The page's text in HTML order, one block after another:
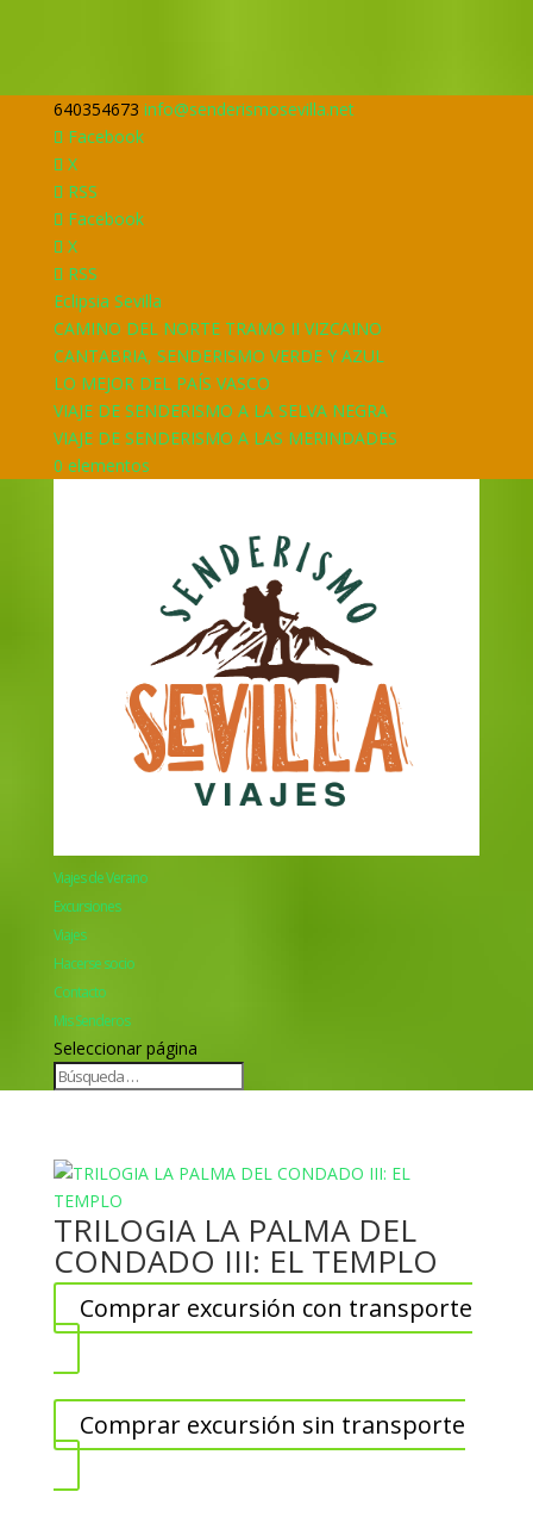
640354673 info@senderismosevilla.net
Facebook
X
RSS
Facebook
X
RSS
Eclipsia Sevilla
CAMINO DEL NORTE TRAMO II VIZCAINO
CANTABRIA, SENDERISMO VERDE Y AZUL
LO MEJOR DEL PAÍS VASCO
VIAJE DE SENDERISMO A LA SELVA NEGRA
VIAJE DE SENDERISMO A LAS MERINDADES
0 elementos
Viajes de Verano
Excursiones
Viajes
Hacerse socio
Contacto
Mis Senderos
Seleccionar página
TRILOGIA LA PALMA DEL
CONDADO III: EL TEMPLO
Comprar excursión con transporte
Comprar excursión sin transporte